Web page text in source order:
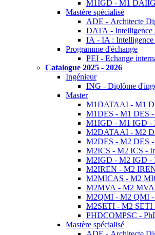
M1IGD - M1 DAIIG
Mastère spécialisé
ADE - Architecte
DATA -
IA - IA : Intelligence
Programme d'échange
PEI - Echange
Catalogue 2025 - 2026
Ingénieur
ING - Diplôme
Master
M1DATAAI - M1
M1DES - M1 DES -
M1IGD - M1 IGD -
M2DATAAI - M2
M2DES - M2 DES -
M2ICS - M2 ICS -
M2IGD - M2 IGD -
M2IREN - M2 IREN
M2MICAS - M2
M2MVA - M2 MVA
M2QMI - M2 QMI -
M2SETI - M2 SETI
PHDCOMPSC -
Mastère spécialisé